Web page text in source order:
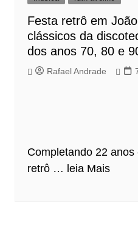
Festa retrô em
clássicos da
dos anos 70, 80 e
Rafael Andrade
Completando 22
retrô … leia Mais